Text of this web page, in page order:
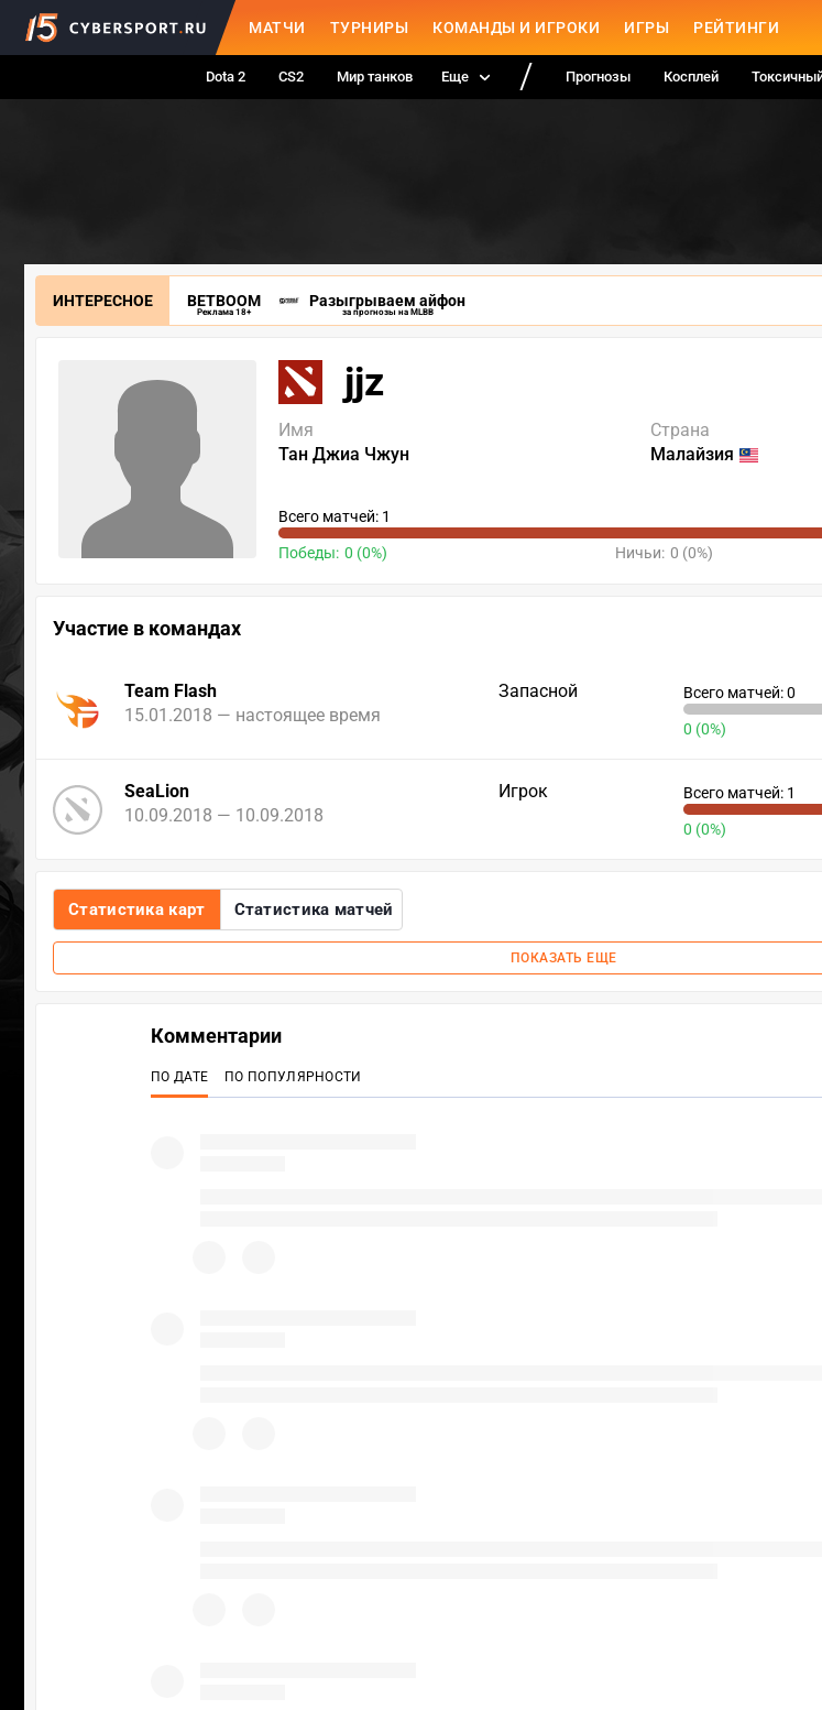
МАТЧИ ТУРНИРЫ КОМАНДЫ И ИГРОКИ ИГРЫ РЕЙТИНГИ
Dota 2 CS2 Мир танков Еще Прогнозы Косплей
ИНТЕРЕСНОЕ BETBOOM
Реклама 18+
Разыгрываем айфон
за прогнозы на MLBB
jjz
Имя
Тан Джиа Чжун
Страна
Малайзия
Всего матчей: 1
Победы: 0 (0%) Ничьи: 0 (0%)
Участие в командах
Team Flash
15.01.2018 — настоящее время
Запасной Всего матчей: 0
0 (0%)
SeaLion
10.09.2018 — 10.09.2018
Игрок Всего матчей: 1
0 (0%)
Статистика карт Статистика матчей
ПОКАЗАТЬ ЕЩЕ
Комментарии
ПО ДАТЕ ПО ПОПУЛЯРНОСТИ